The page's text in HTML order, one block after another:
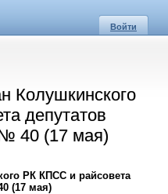
Войти
Колушкинского
депутатов
40 (17 мая)
РК КПСС и райсовета
(17 мая)